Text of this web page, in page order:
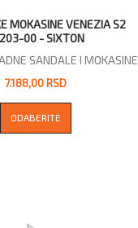
MOKASINE VENEZIA S2
00 - SIXTON
SANDALE I MOKASINE
7.188,00 RSD
ODABERITE